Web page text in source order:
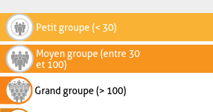
Petit groupe (< 30)
Moyen groupe (entre 30
et 100)
Grand groupe (> 100)